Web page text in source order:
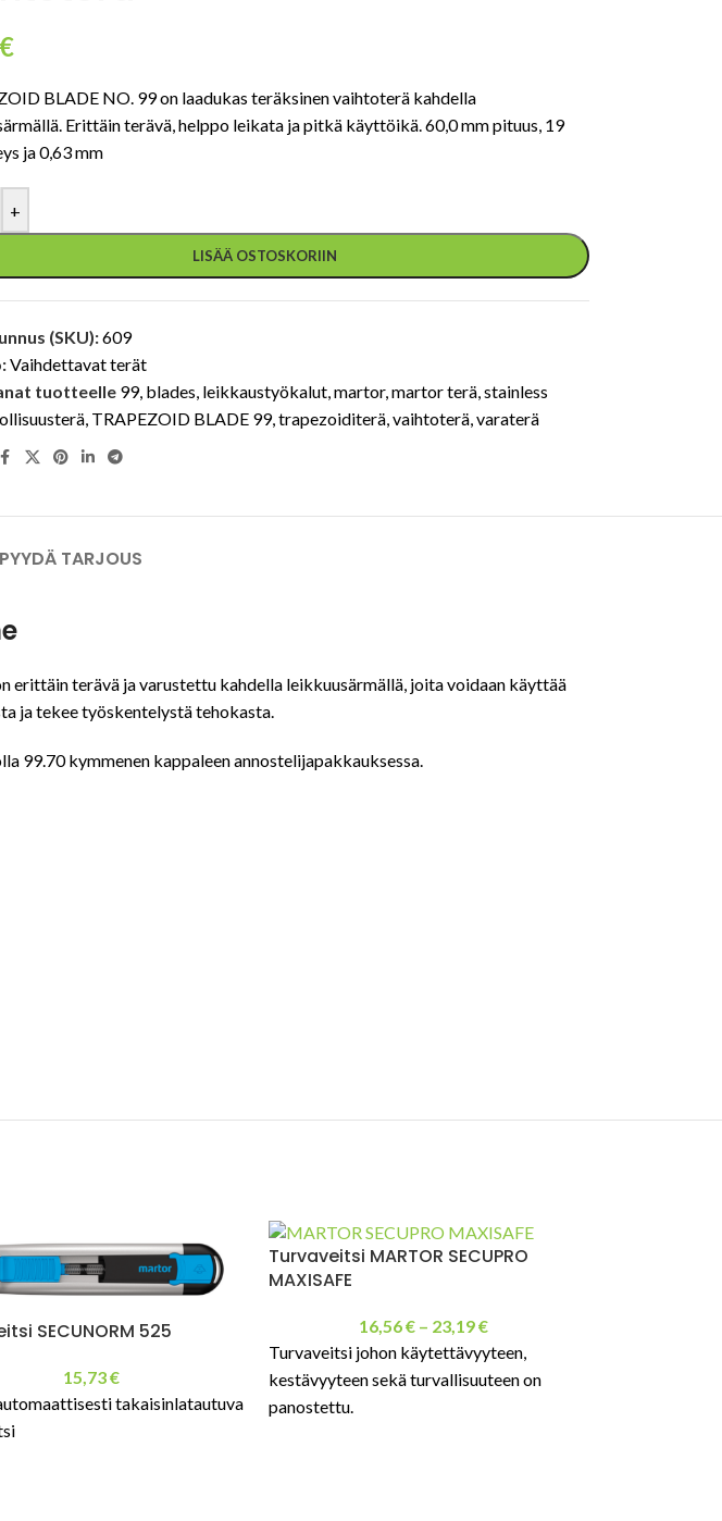
€
BLADE NO. 99 on laadukas teräksinen vaihtoterä kahdella
Erittäin terävä, helppo leikata ja pitkä käyttöikä. 60,0 mm pituus, 19
ja 0,63 mm
+
LISÄÄ OSTOSKORIIN
(SKU):609
Vaihdettavat terät
tuotteelle 99, blades, leikkaustyökalut,martor,martor terä,stainless
, TRAPEZOID BLADE 99,trapezoiditerä,vaihtoterä,varaterä
PYYDÄ TARJOUS
erittäin terävä ja varustettu kahdella leikkuusärmällä, joita voidaan käyttää
ja tekee työskentelystä tehokasta.
99.70 kymmenen kappaleen annostelijapakkauksessa.
SECUNORM 525
15,73€
takaisinlatautuva
Turvaveitsi MARTOR SECUPRO
MAXISAFE
16,56€ – 23,19€
Turvaveitsi johon käytettävyyteen,
kestävyyteen sekä turvallisuuteen on
panostettu.